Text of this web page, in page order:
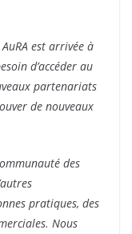
est arrivée à
d’accéder au
partenariats
de nouveaux
des
pratiques, des
Nous